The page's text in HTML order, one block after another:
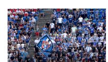
ZPRÁVY